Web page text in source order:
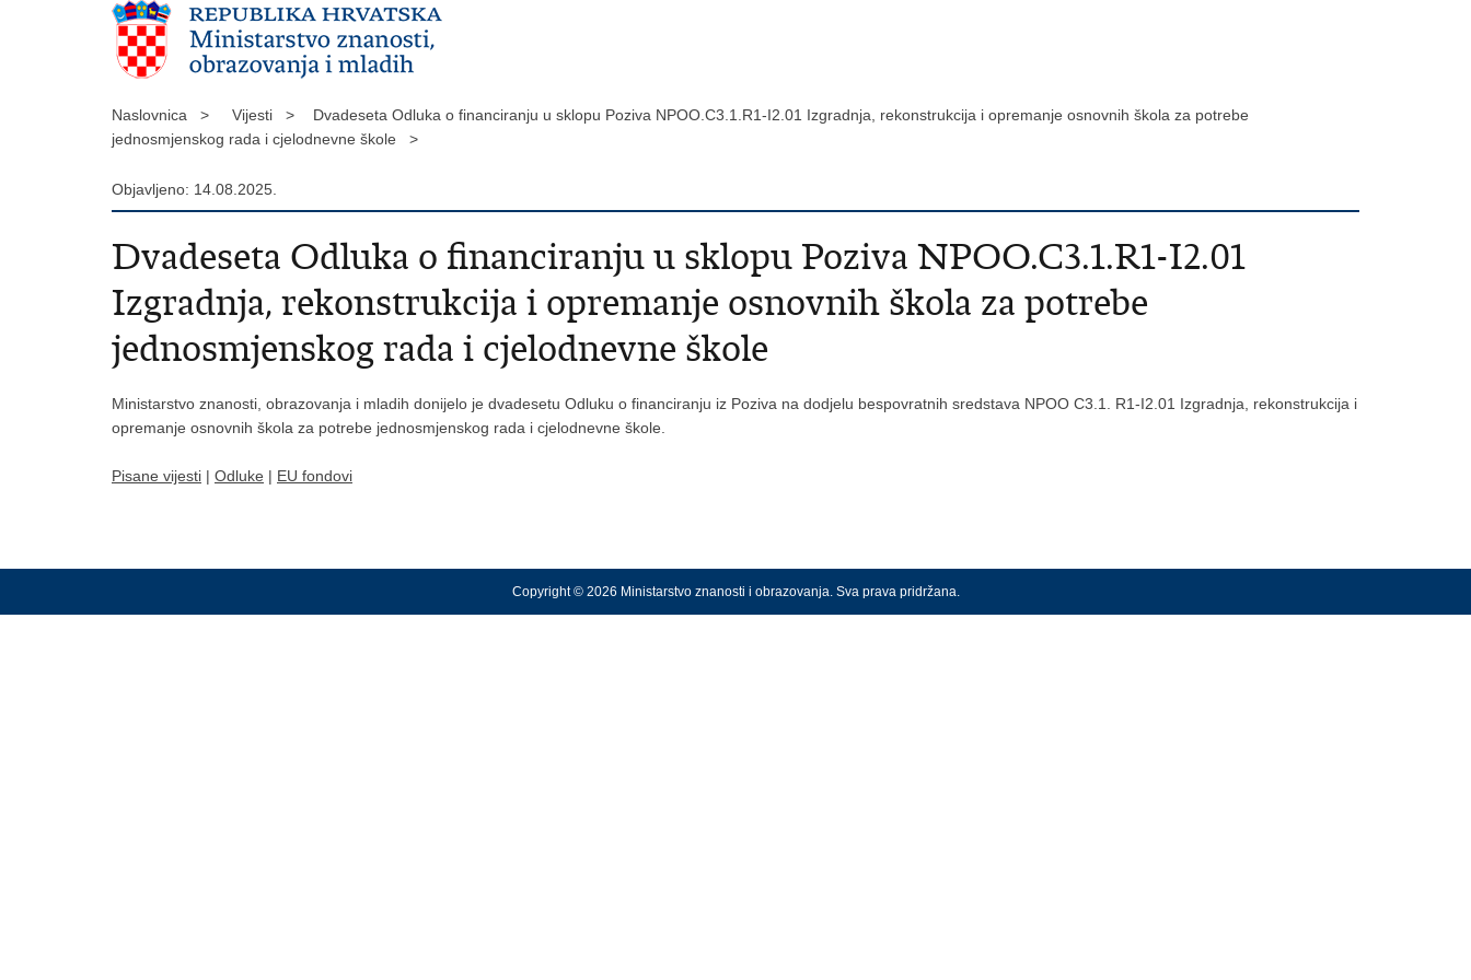
Naslovnica > Vijesti >
Dvadeseta Odluka o financiranju u sklopu Poziva NPOO.C3.1.R1-I2.01 Izgradnja, rekonstrukcija i opremanje osnovnih škola za potrebe
jednosmjenskog rada i cjelodnevne škole >
Objavljeno: 14.08.2025.
Dvadeseta Odluka o financiranju u sklopu Poziva NPOO.C3.1.R1-I2.01
Izgradnja, rekonstrukcija i opremanje osnovnih škola za potrebe
jednosmjenskog rada i cjelodnevne škole
Ministarstvo znanosti, obrazovanja i mladih donijelo je dvadesetu Odluku o financiranju iz Poziva na dodjelu bespovratnih sredstava NPOO C3.1. R1-I2.01 Izgradnja, rekonstrukcija i
opremanje osnovnih škola za potrebe jednosmjenskog rada i cjelodnevne škole.
Pisane vijesti | Odluke | EU fondovi
Copyright © 2026 Ministarstvo znanosti i obrazovanja. Sva prava pridržana.